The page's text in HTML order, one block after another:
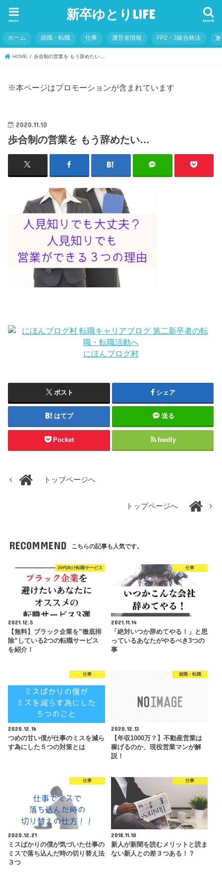
新卒ゆとりLIFE search
menu
ホーム 就職・転職 仕事 運営者情報 FP2・3級合格法
HOME 歩合制の営業を もう辞めたい…
※本ページはプロモーションが含まれています
2020.11.10
歩合制の営業を もう辞めたい…
にほんブログ村
ポスト シェア
はてブ 送る
Pocket feedly
トップページへ
トップページへ
RECOMMEND こちらの記事も人気です。
20代向け転職サービス
2021.12.5
【無料】ブラック企業を”徹底排
除”している2つの転職サービス
を紹介！
仕事
2021.11.14
「絶対いつか辞めてやる！」と思
っているあなたがやるべき3つの
事
仕事
2020.12.16
つめの甘い僕が仕事のミスを減ら
す為にした５つの対策とは
就職・転職
2020.12.13
【年収1000万？】不動産営業は
稼げるのか、現役営業マンが解
説！
仕事
2020.12.21
ミスばかりの僕が気づいた仕事の
ミスで落ち込んだ時の切り替え法
３つ
仕事
2018.11.10
新人が新聞を読むメリットと読ま
ない新人との差３つある！？